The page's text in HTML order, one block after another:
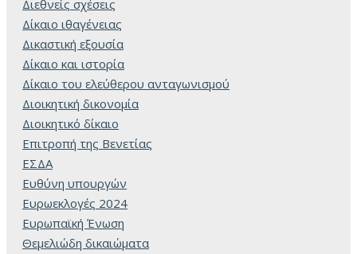
Διεθνείς σχέσεις
Δίκαιο ιθαγένειας
Δικαστική εξουσία
Δίκαιο και ιστορία
Δίκαιο του ελεύθερου ανταγωνισμού
Διοικητική δικονομία
Διοικητικό δίκαιο
Επιτροπή της Βενετίας
ΕΣΔΑ
Ευθύνη υπουργών
Ευρωεκλογές 2024
Ευρωπαϊκή Ένωση
Θεμελιώδη δικαιώματα